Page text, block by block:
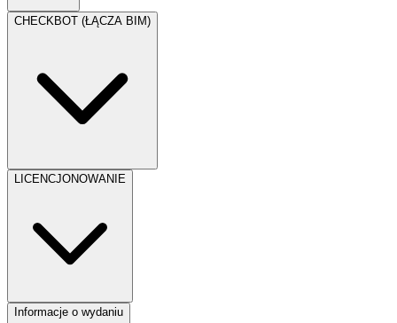
CHECKBOT (ŁĄCZA BIM)
LICENCJONOWANIE
Informacje o wydaniu